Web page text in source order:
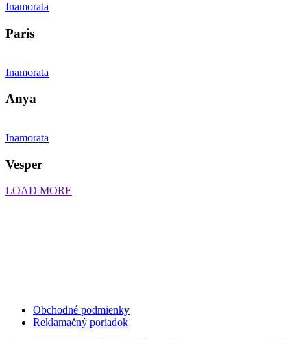
Inamorata
Paris
Inamorata
Anya
Inamorata
Vesper
LOAD MORE
Obchodné podmienky
Reklamačný poriadok